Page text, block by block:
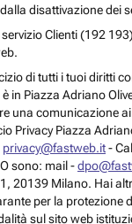
disattivazione dei
Clienti (192
di tutti i tuoi diritti
in Piazza Adriano
una comunicazione
Privacy Piazza
privacy@fastweb.it-
sono: mail -
20139 Milano. Hai
per la protezione
sul sito web